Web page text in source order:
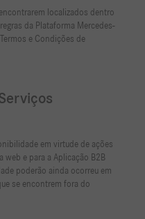
localizados dentro
da Plataforma Mercedes-
e Condições de
em virtude de ações
web e para a Aplicação B2B
poderão ainda ocorreu em
se encontrem fora do